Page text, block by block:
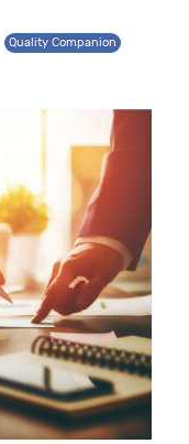
Quality Companion